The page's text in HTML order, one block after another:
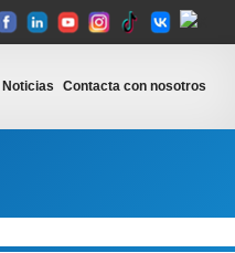
Noticias Contacta con nosotros